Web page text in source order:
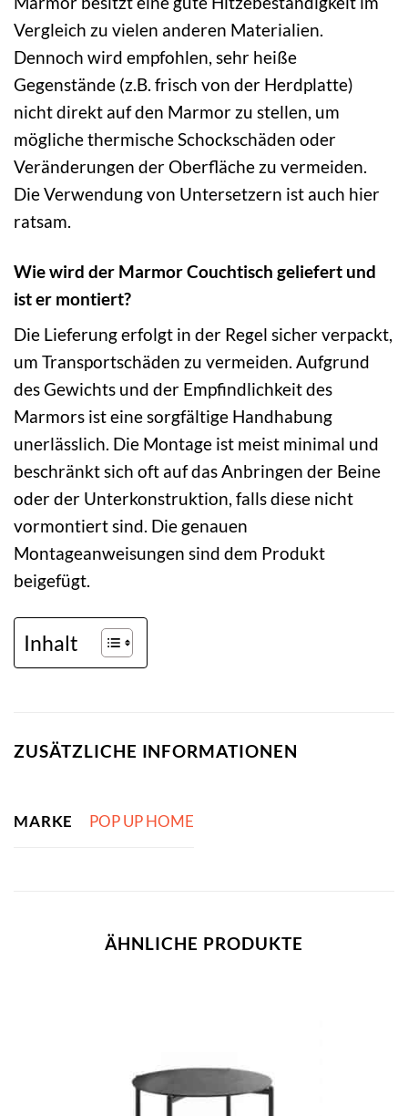
Vergleich zu vielen anderen Materialien.
Dennoch wird empfohlen, sehr heiße
Gegenstände (z.B. frisch von der Herdplatte)
nicht direkt auf den Marmor zu stellen, um
mögliche thermische Schockschäden oder
Veränderungen der Oberfläche zu vermeiden.
Die Verwendung von Untersetzern ist auch hier
ratsam.
Wie wird der Marmor Couchtisch geliefert und
ist er montiert?
Die Lieferung erfolgt in der Regel sicher verpackt,
um Transportschäden zu vermeiden. Aufgrund
des Gewichts und der Empfindlichkeit des
Marmors ist eine sorgfältige Handhabung
unerlässlich. Die Montage ist meist minimal und
beschränkt sich oft auf das Anbringen der Beine
oder der Unterkonstruktion, falls diese nicht
vormontiert sind. Die genauen
Montageanweisungen sind dem Produkt
beigefügt.
Inhalt
ZUSÄTZLICHE INFORMATIONEN
MARKE POP UP HOME
ÄHNLICHE PRODUKTE